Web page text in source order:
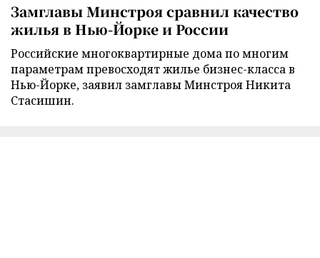
Замглавы Минстроя сравнил качество
жилья в Нью-Йорке и России
Российские многоквартирные дома по многим
параметрам превосходят жилье бизнес-класса в
Нью-Йорке, заявил замглавы Минстроя Никита
Стасишин.